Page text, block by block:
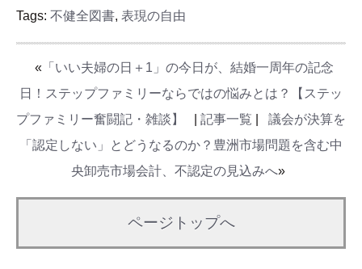
Tags: 不健全図書, 表現の自由
« 「いい夫婦の日＋1」の今日が、結婚一周年の記念
日！ステップファミリーならではの悩みとは？【ステッ
プファミリー奮闘記・雑談】
記事一覧
議会が決算を
「認定しない」とどうなるのか？豊洲市場問題を含む中
央卸売市場会計、不認定の見込みへ»
ページトップへ